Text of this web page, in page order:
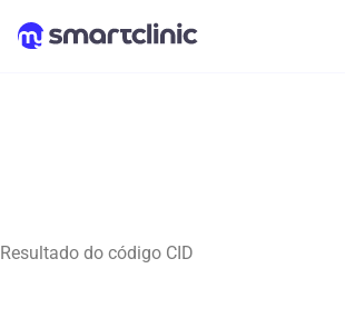
Resultado do código CID